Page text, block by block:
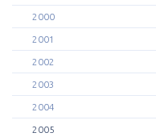
2000
2001
2002
2003
2004
2005